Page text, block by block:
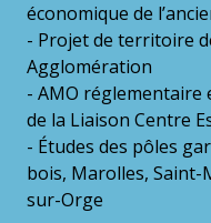
économique de
- Projet de territoire
Agglomération
- AMO
de la Liaison Centre
- Études des pôles
bois, Marolles,
sur-Orge